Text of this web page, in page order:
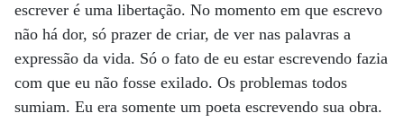
escrever é uma libertação. No momento em que escrevo
não há dor, só prazer de criar, de ver nas palavras a
expressão da vida. Só o fato de eu estar escrevendo fazia
com que eu não fosse exilado. Os problemas todos
sumiam. Eu era somente um poeta escrevendo sua obra.